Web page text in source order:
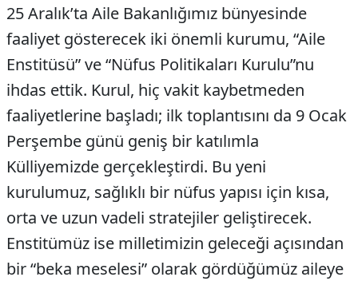
25 Aralık’ta Aile Bakanlığımız bünyesinde
faaliyet gösterecek iki önemli kurumu, “Aile
Enstitüsü” ve “Nüfus Politikaları Kurulu”nu
ihdas ettik. Kurul, hiç vakit kaybetmeden
faaliyetlerine başladı; ilk toplantısını da 9 Ocak
Perşembe günü geniş bir katılımla
Külliyemizde gerçekleştirdi. Bu yeni
kurulumuz, sağlıklı bir nüfus yapısı için kısa,
orta ve uzun vadeli stratejiler geliştirecek.
Enstitümüz ise milletimizin geleceği açısından
bir “beka meselesi” olarak gördüğümüz aileye